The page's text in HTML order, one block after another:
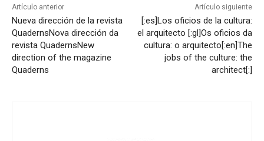
Artículo anterior
Nueva dirección de la revista
QuadernsNova dirección da
revista QuadernsNew
direction of the magazine
Quaderns
Artículo siguiente
[:es]Los oficios de la cultura:
el arquitecto [:gl]Os oficios da
cultura: o arquitecto[:en]The
jobs of the culture: the
architect[:]